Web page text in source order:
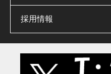
採用情報